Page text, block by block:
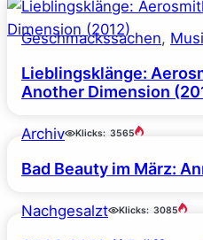
Geschmackssachen,
Lieblingsklänge:
Another Dimension
Archiv Klicks: 3565
Bad Beauty im März:
Nachgesalzt Klicks: 3085